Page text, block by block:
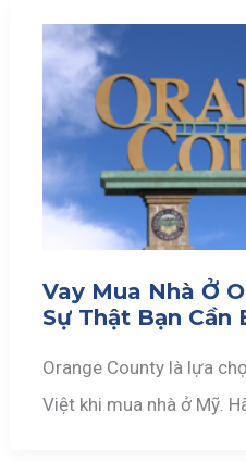
Vay Mua Nhà Ở
Sự Thật Bạn Cần
Orange County là lựa
Việt khi mua nhà ở Mỹ.